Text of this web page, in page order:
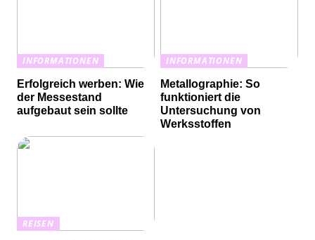
INFORMATIONEN
Erfolgreich werben: Wie
der Messestand
aufgebaut sein sollte
INFORMATIONEN
Metallographie: So
funktioniert die
Untersuchung von
Werksstoffen
REISEN